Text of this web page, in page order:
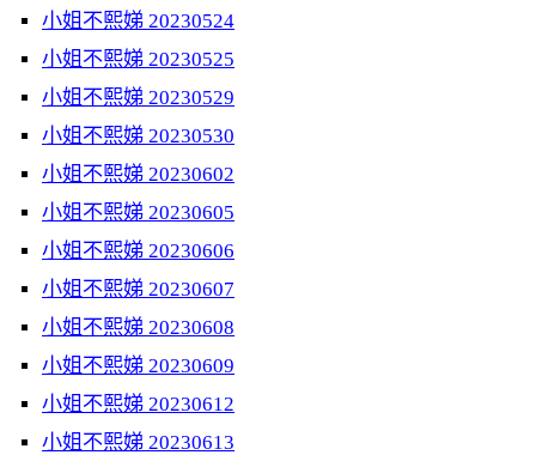
小姐不熙娣 20230524
小姐不熙娣 20230525
小姐不熙娣 20230529
小姐不熙娣 20230530
小姐不熙娣 20230602
小姐不熙娣 20230605
小姐不熙娣 20230606
小姐不熙娣 20230607
小姐不熙娣 20230608
小姐不熙娣 20230609
小姐不熙娣 20230612
小姐不熙娣 20230613